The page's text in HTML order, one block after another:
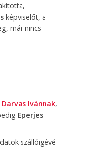
képviselőt, a
már nincs
Darvas Ivánnak,
Eperjes
szállóigévé